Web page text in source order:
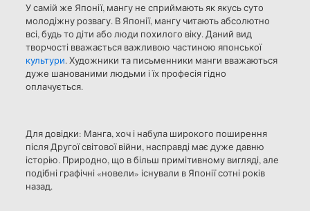
У самій же Японії, мангу не сприймають як якусь суто
молодіжну розвагу. В Японії, мангу читають абсолютно
всі, будь то діти або люди похилого віку. Даний вид
творчості вважається важливою частиною японської
культури. Художники та письменники манги вважаються
дуже шанованими людьми і їх професія гідно
оплачується.
Для довідки: Манга, хоч і набула широкого поширення
після Другої світової війни, насправді має дуже давню
історію. Природно, що в більш примітивному вигляді, але
подібні графічні «новели» існували в Японії сотні років
назад.